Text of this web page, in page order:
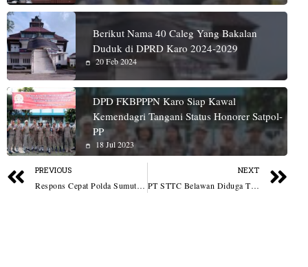
Berikut Nama 40 Caleg Yang Bakalan
Duduk di DPRD Karo 2024-2029
20 Feb 2024
DPD FKBPPPN Karo Siap Kawal
Kemendagri Tangani Status Honorer Satpol-
PP
18 Jul 2023
PREVIOUS
Respons Cepat Polda Sumut dan Tim Gabungan Tangani Dugaan Ancaman Bom di Pesawat Saudi Airlines
NEXT
PT STTC Belawan Diduga Timbun Kawasan Paluh, Komisi XII DPR RI Minta KLH Segera Ambil Tindakan